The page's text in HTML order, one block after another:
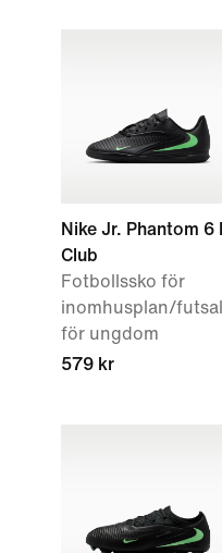
Nike Jr. Phantom 6
Club
Fotbollssko för
inomhusplan/
för ungdom
579 kr